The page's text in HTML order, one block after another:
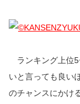
ランキング上位5
いと言っても良い
のチャンスにかけ